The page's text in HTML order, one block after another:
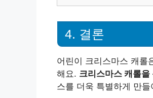
4. 결론
어린이 크리스마스 캐롤
해요. 크리스마스 캐롤
스를 더욱 특별하게 만